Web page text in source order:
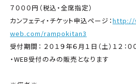
７０００円（税込・全席指定）
カンフェティ・チケット申込ページ：http://
web.com/rampokitan3
受付期間： ２０１９年６月１日（土）１２：０
・WEB受付のみの販売となります